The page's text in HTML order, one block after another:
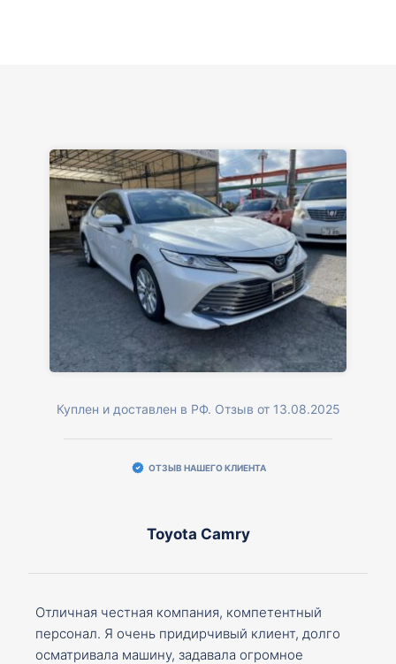
Куплен и доставлен в РФ. Отзыв от 13.08.2025
ОТЗЫВ НАШЕГО КЛИЕНТА
Toyota Camry
Отличная честная компания, компетентный
персонал. Я очень придирчивый клиент, долго
осматривала машину, задавала огромное